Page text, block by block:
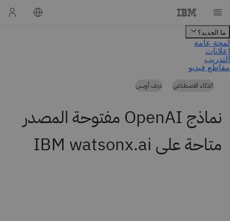
الذكاء الاصطناعي ديف أوبس
نماذج OpenAI مفتوحة المصدر
متاحة على IBM watsonx.ai